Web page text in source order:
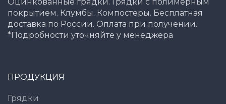
покрытием. Клумбы. Компостеры. Бесплатная
доставка по России. Оплата при получении.
*Подробности уточняйте у менеджера
ПРОДУКЦИЯ
Грядки